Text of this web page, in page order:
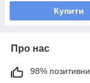
Купити
Про нас
98%